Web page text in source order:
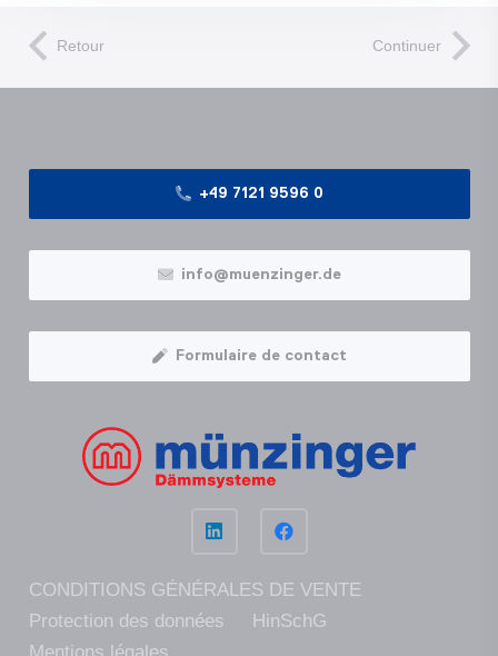
Retour Continuer
+49 7121 9596 0
info@muenzinger.de
Formulaire de contact
CONDITIONS GÉNÉRALES DE VENTE
Protection des données
HinSchG